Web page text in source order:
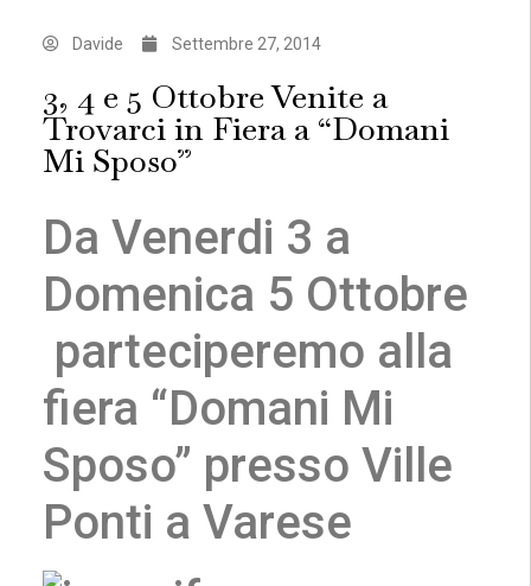
Davide Settembre 27, 2014
3, 4 e 5 Ottobre Venite a
Trovarci in Fiera a “Domani
Mi Sposo”
Da Venerdi 3 a
Domenica 5 Ottobre
parteciperemo alla
fiera “Domani Mi
Sposo” presso Ville
Ponti a Varese